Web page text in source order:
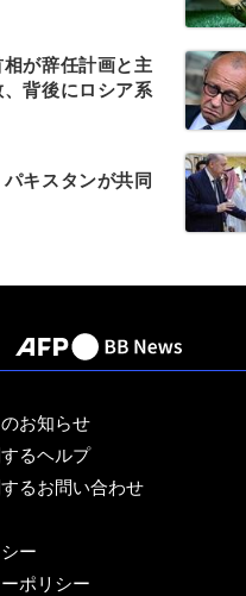
相が辞任計画と主
背後にロシア系
キスタンが共同
お知らせ
るヘルプ
るお問い合わせ
ー
ポリシー